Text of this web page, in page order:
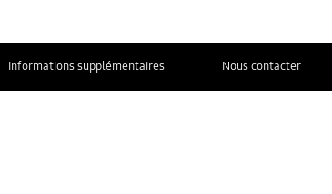
Informations supplémentaires Nous contacter